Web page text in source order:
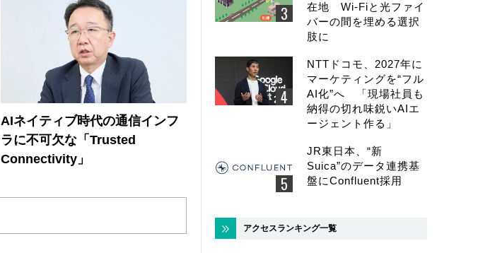
AIネイティブ時代の通信インフ
ラに不可欠な「Trusted
Connectivity」
在地 Wi-Fiと光ファイ
バーの間を埋める選択
肢に
NTTドコモ、2027年に
マーケティングを“フル
AI化”へ 「現場社員も
納得の切れ味鋭いAIエ
ージェント作る」
JR東日本、“新
Suica”のデータ連携基
盤にConfluent採用
アクセスランキング一覧